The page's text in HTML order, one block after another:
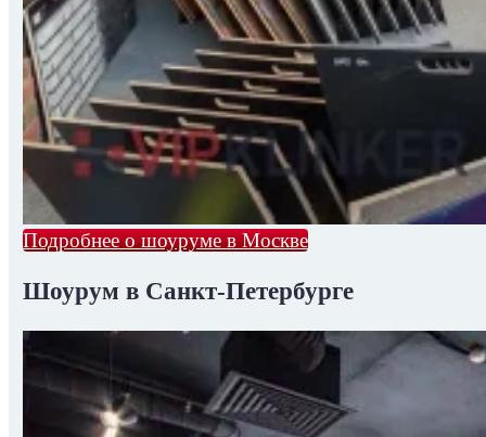
Подробнее о шоуруме в Москве
Шоурум в Санкт-Петербурге